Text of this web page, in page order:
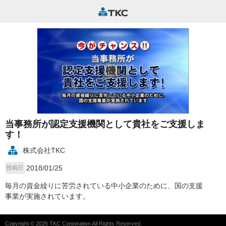
当事務所が認定支援機関として貴社をご支援しま
す！
株式会社TKC
投稿日 2018/01/25
毎月の資金繰りに苦労されている中小企業のために、国の支援
事業が実施されています。
Copyright © 2026 TKC Corporation All Rights Reserved.